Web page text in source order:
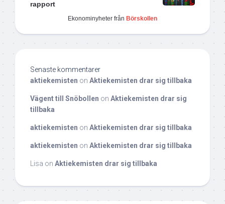
rapport
Ekonominyheter från Börskollen
Senaste kommentarer
aktiekemisten on Aktiekemisten drar sig tillbaka
Vägent till Snöbollen on Aktiekemisten drar sig
tillbaka
aktiekemisten on Aktiekemisten drar sig tillbaka
aktiekemisten on Aktiekemisten drar sig tillbaka
Lisa on Aktiekemisten drar sig tillbaka